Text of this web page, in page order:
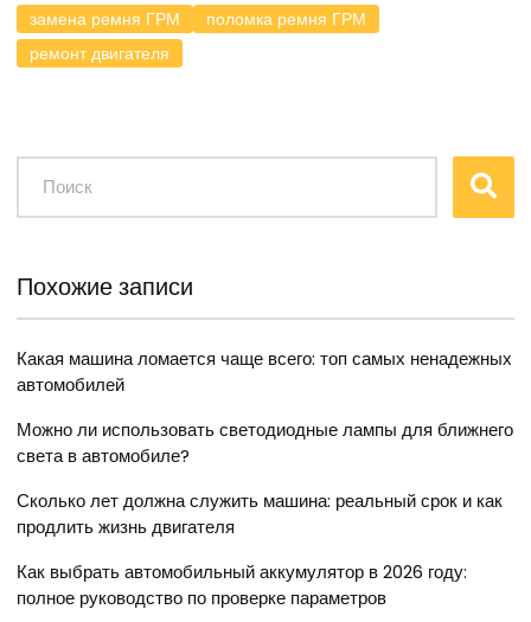
замена ремня ГРМ
поломка ремня ГРМ
ремонт двигателя
Похожие записи
Какая машина ломается чаще всего: топ самых ненадежных
автомобилей
Можно ли использовать светодиодные лампы для ближнего
света в автомобиле?
Сколько лет должна служить машина: реальный срок и как
продлить жизнь двигателя
Как выбрать автомобильный аккумулятор в 2026 году:
полное руководство по проверке параметров